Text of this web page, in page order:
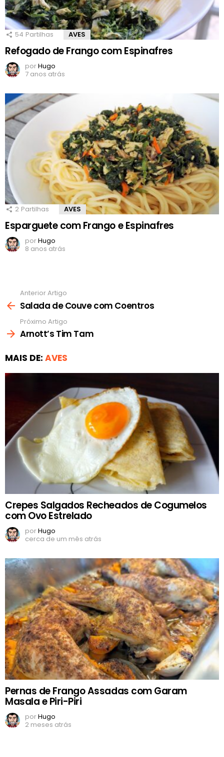
54 Partilhas AVES
Refogado de Frango com Espinafres
porHugo
7 anos atrás
2 Partilhas AVES
Esparguete com Frango e Espinafres
porHugo
8 anos atrás
mais
Anterior Artigo
Salada de Couve com Coentros
Próximo Artigo
Arnott’s Tim Tam
MAIS DE: AVES
Crepes Salgados Recheados de Cogumelos
com Ovo Estrelado
porHugo
cerca de um mês atrás
Pernas de Frango Assadas com Garam
Masala e Piri-Piri
porHugo
2 meses atrás